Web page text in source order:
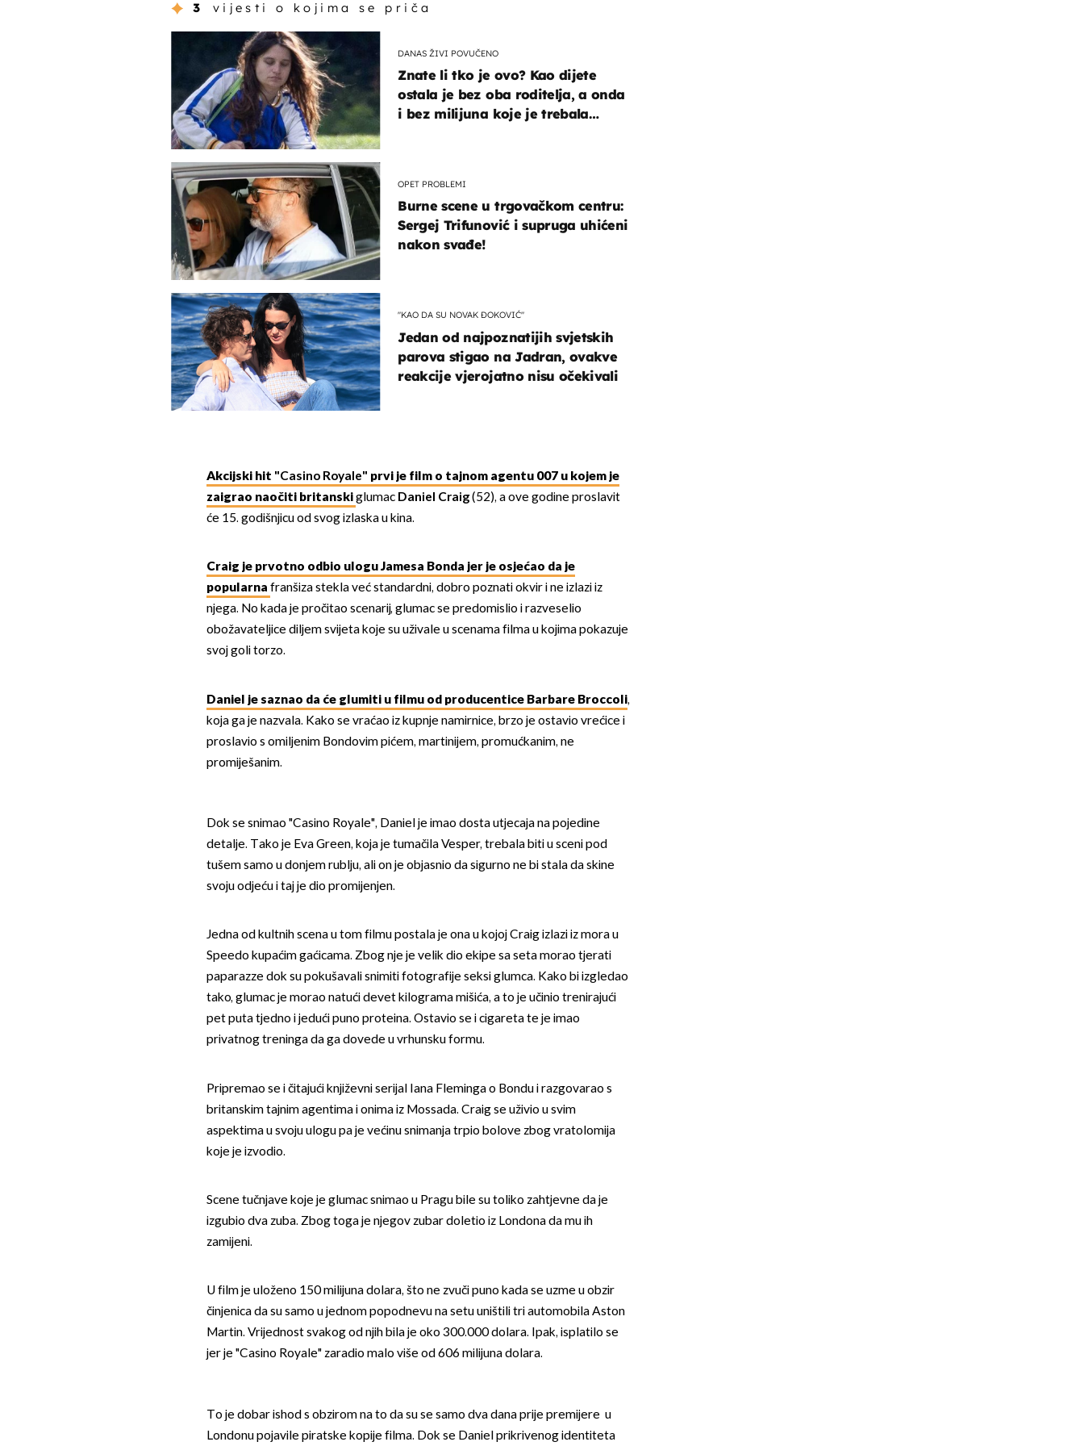
3 vijesti o kojima se priča
DANAS ŽIVI POVUČENO
Znate li tko je ovo? Kao dijete
ostala je bez oba roditelja, a onda
i bez milijuna koje je trebala
OPET PROBLEMI
Burne scene u trgovačkom centru:
Sergej Trifunović i supruga uhićeni
nakon svađe!
"KAO DA SU NOVAK ĐOKOVIĆ"
Jedan od najpoznatijih svjetskih
parova stigao na Jadran, ovakve
reakcije vjerojatno nisu očekivali
Akcijski hit "Casino Royale" prvi je film o tajnom agentu 007 u kojem je
zaigrao naočiti britanskiglumac Daniel Craig(52), a ove godine proslavit
će 15. godišnjicu od svog izlaska u kina.
Craig je prvotno odbio ulogu Jamesa Bonda jer je osjećao da je
popularna franšiza stekla već standardni, dobro poznati okvir i ne izlazi iz
njega. No kada je pročitao scenarij, glumac se predomislio i razveselio
obožavateljice diljem svijeta koje su uživale u scenama filma u kojima pokazuje
svoj goli torzo.
Daniel je saznao da će glumiti u filmu od producentice Barbare Broccoli,
koja ga je nazvala. Kako se vraćao iz kupnje namirnice, brzo je ostavio vrećice i
proslavio s omiljenim Bondovim pićem, martinijem, promućkanim, ne
promiješanim.
Dok se snimao "Casino Royale", Daniel je imao dosta utjecaja na pojedine
detalje. Tako je Eva Green, koja je tumačila Vesper, trebala biti u sceni pod
tušem samo u donjem rublju, ali on je objasnio da sigurno ne bi stala da skine
svoju odjeću i taj je dio promijenjen.
Jedna od kultnih scena u tom filmu postala je ona u kojoj Craig izlazi iz mora u
Speedo kupaćim gaćicama. Zbog nje je velik dio ekipe sa seta morao tjerati
paparazze dok su pokušavali snimiti fotografije seksi glumca. Kako bi izgledao
tako, glumac je morao natući devet kilograma mišića, a to je učinio trenirajući
pet puta tjedno i jedući puno proteina. Ostavio se i cigareta te je imao
privatnog treninga da ga dovede u vrhunsku formu.
Pripremao se i čitajući književni serijal Iana Fleminga o Bondu i razgovarao s
britanskim tajnim agentima i onima iz Mossada. Craig se uživio u svim
aspektima u svoju ulogu pa je većinu snimanja trpio bolove zbog vratolomija
koje je izvodio.
Scene tučnjave koje je glumac snimao u Pragu bile su toliko zahtjevne da je
izgubio dva zuba. Zbog toga je njegov zubar doletio iz Londona da mu ih
zamijeni.
U film je uloženo 150 milijuna dolara, što ne zvuči puno kada se uzme u obzir
činjenica da su samo u jednom popodnevu na setu uništili tri automobila Aston
Martin. Vrijednost svakog od njih bila je oko 300.000 dolara. Ipak, isplatilo se
jer je "Casino Royale" zaradio malo više od 606 milijuna dolara.
To je dobar ishod s obzirom na to da su se samo dva dana prije premijere u
Londonu pojavile piratske kopije filma. Dok se Daniel prikrivenog identiteta
OMOGUĆI OBAVIJESTI